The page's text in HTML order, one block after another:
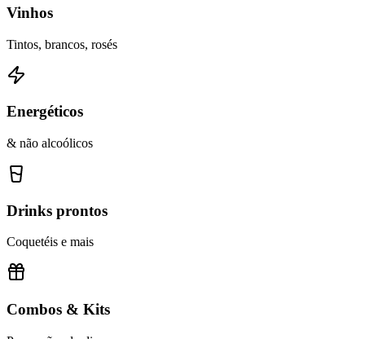
Vinhos
Tintos, brancos, rosés
Energéticos
& não alcoólicos
Drinks prontos
Coquetéis e mais
Combos & Kits